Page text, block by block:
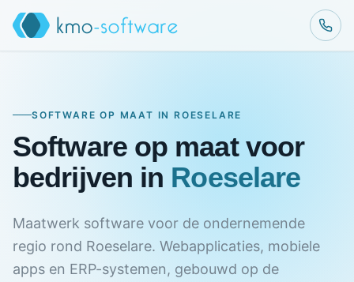
SOFTWARE OP MAAT IN ROESELARE
Software op maat voor
bedrijven in Roeselare
Maatwerk software voor de ondernemende
regio rond Roeselare. Webapplicaties, mobiele
apps en ERP-systemen, gebouwd op de